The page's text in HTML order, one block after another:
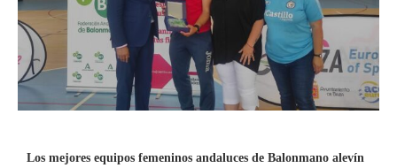
Los mejores equipos femeninos andaluces de Balonmano alevín